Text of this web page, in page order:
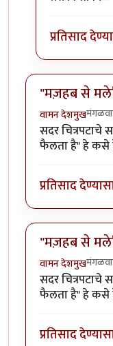
प्रतिसाद
"मज़हब से
वामन देशमुख
सदर चित्रपटाचे
फैलता है" हे कसे
प्रतिसाद
"मज़हब से
वामन देशमुख
सदर चित्रपटाचे
फैलता है" हे कसे
प्रतिसाद